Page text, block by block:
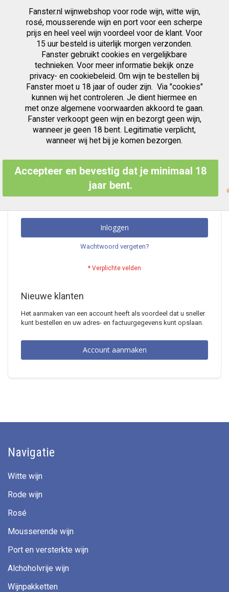
Fanster.nl wijnwebshop voor rode wijn, witte wijn,
rosé, mousserende wijn en port voor een scherpe
prijs en heel veel wijn voordeel voor de klant. Voor
15 uur besteld is uiterlijk morgen verzonden.
Fanster gebruikt cookies en vergelijkbare
technieken. Voor meer informatie bekijk onze
privacy- en cookiebeleid. Om wijn te bestellen bij
Fanster moet u 18 jaar of ouder zijn. Via "cookies"
kunnen wij het controleren. Je dient hiermee en
met onze algemene voorwaarden akkoord te gaan.
Fanster verkoopt geen wijn en bezorgt geen wijn,
wanneer je geen 18 bent. Legitimatie verplicht,
wanneer wij het bij je komen bezorgen.
Accepteer en bevestig dat je minimaal 18
jaar bent.
Zoek
inhoud
Klant Login
Geregistreerde Klanten
Als u een account hebt, meld u dan aan met uw e-mailadres.
E-mailadres
Inloggen
Wachtwoord vergeten?
Nieuwe klanten
Het aanmaken van een account heeft als voordeel dat u sneller
kunt bestellen en uw adres- en factuurgegevens kunt opslaan.
Account aanmaken
Navigatie
Witte wijn
Rode wijn
Rosé
Mousserende wijn
Port en versterkte wijn
Alchoholvrije wijn
Wijnpakketten